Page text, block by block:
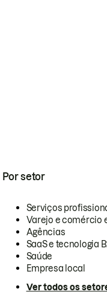
Por setor
Serviços
Varejo e comércio
Agências
SaaS e tecnologia
Saúde
Empresa local
Ver todos os